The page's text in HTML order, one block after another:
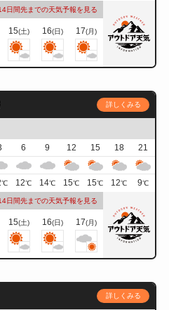
日間先までの天気予報を見る
15(土) 16(日) 17(月)
詳しくみる
6 9 12 15 18
21
℃ 12℃ 14℃ 15℃ 15℃ 12℃ 9℃
日間先までの天気予報を見る
15(土) 16(日) 17(月)
詳しくみる